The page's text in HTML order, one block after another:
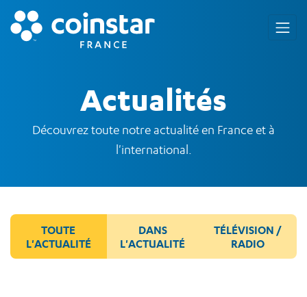
Actualités
Découvrez toute notre actualité en France et à
l'international.
TOUTE
L'ACTUALITÉ
DANS
L'ACTUALITÉ
TÉLÉVISION /
RADIO